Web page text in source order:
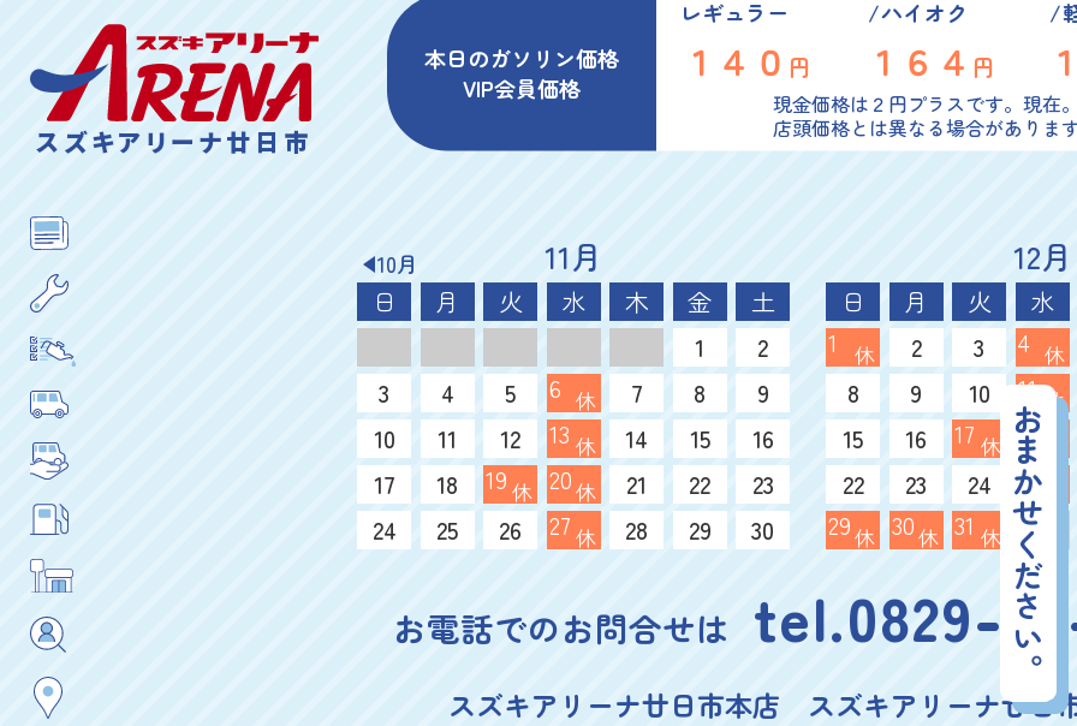
スズキアリーナ廿日市
おまかせください。
本日のガソリン価格
VIP会員価格
レギュラー
１４０ 円
ハイオク
１６４ 円
現金価格は２円プラスです。現在
店頭価格とは異なる場合がありま
11月
日 月 火 水 木 金
土
1
2
3
4 5 6 休 7 8
9
10
11 12 13 休 14 15
16
17
18 19 休 20休 21 22
23
24
25 26 27 休 28 29 30
12月
日 月 火
水
1
休 2 3 4 休
8 9 10 11 休
15 16 17 休 18
22 23 24 25
29休 30休 31 休
10月
お電話でのお問合せは tel.0829-
スズキアリーナ廿日市本店 スズキアリーナ廿日